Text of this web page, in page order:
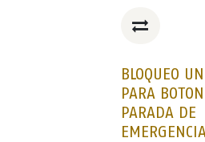
BLOQUEO
PARA
PARADA DE